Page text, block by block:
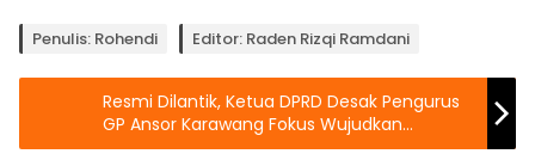
Penulis: Rohendi Editor: Raden Rizqi Ramdani
Resmi Dilantik, Ketua DPRD Desak Pengurus
GP Ansor Karawang Fokus Wujudkan
Kemandirian Ekonomi Lewat BUMA